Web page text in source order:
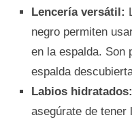
Lencería versátil:
negro permiten
en la espalda. Son
espalda
Labios hidratados:
asegúrate de